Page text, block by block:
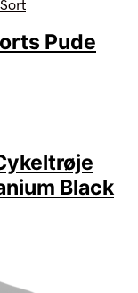
Pude
Black